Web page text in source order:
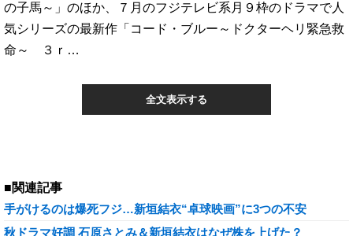
の子馬～」のほか、７月のフジテレビ系月９枠のドラマで人
気シリーズの最新作「コード・ブルー～ドクターヘリ緊急救
命～ ３ｒ…
全文表示する
■関連記事
手がけるのは爆死フジ…新垣結衣“卓球映画”に3つの不安
秋ドラマ好調 石原さとみ＆新垣結衣はなぜ株を上げた？